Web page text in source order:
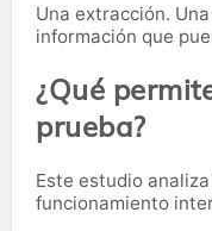
Una extracción.
información que
¿Qué
prueba?
Este estudio
funcionamiento